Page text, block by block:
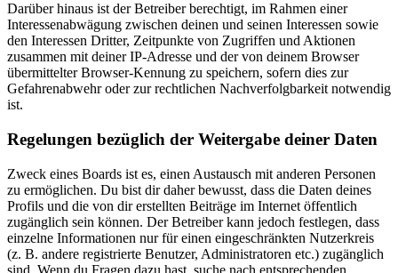
Darüber hinaus ist der Betreiber berechtigt, im Rahmen einer
Interessenabwägung zwischen deinen und seinen Interessen sowie
den Interessen Dritter, Zeitpunkte von Zugriffen und Aktionen
zusammen mit deiner IP-Adresse und der von deinem Browser
übermittelter Browser-Kennung zu speichern, sofern dies zur
Gefahrenabwehr oder zur rechtlichen Nachverfolgbarkeit notwendig
ist.
Regelungen bezüglich der Weitergabe deiner Daten
Zweck eines Boards ist es, einen Austausch mit anderen Personen
zu ermöglichen. Du bist dir daher bewusst, dass die Daten deines
Profils und die von dir erstellten Beiträge im Internet öffentlich
zugänglich sein können. Der Betreiber kann jedoch festlegen, dass
einzelne Informationen nur für einen eingeschränkten Nutzerkreis
(z. B. andere registrierte Benutzer, Administratoren etc.) zugänglich
sind. Wenn du Fragen dazu hast, suche nach entsprechenden